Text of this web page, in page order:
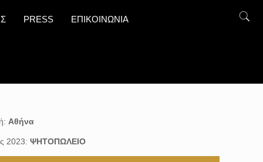
PRESS ΕΠΙΚΟΙΝΩΝΙΑ
Αθήνα
2023:ΨΗΤΟΠΩΛΕΙΟ